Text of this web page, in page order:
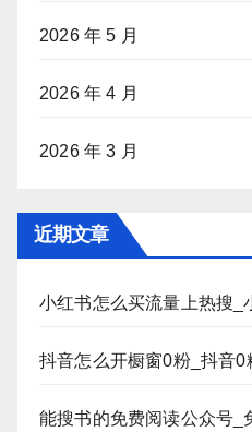
2026 年 5 月
2026 年 4 月
2026 年 3 月
近期文章
小红书怎么买流量上热搜_
抖音怎么开橱窗0粉_抖音0
能搜书的免费阅读公众号_